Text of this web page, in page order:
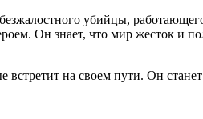
убийцы,
Он знает, что мир жесток и
на своем пути. Он